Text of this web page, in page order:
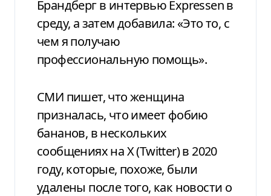
Брандберг в интервью Expressen в
среду, а затем добавила: «Это то, с
чем я получаю
профессиональную помощь».
СМИ пишет, что женщина
призналась, что имеет фобию
бананов, в нескольких
сообщениях на X (Twitter) в 2020
году, которые, похоже, были
удалены после того, как новости о